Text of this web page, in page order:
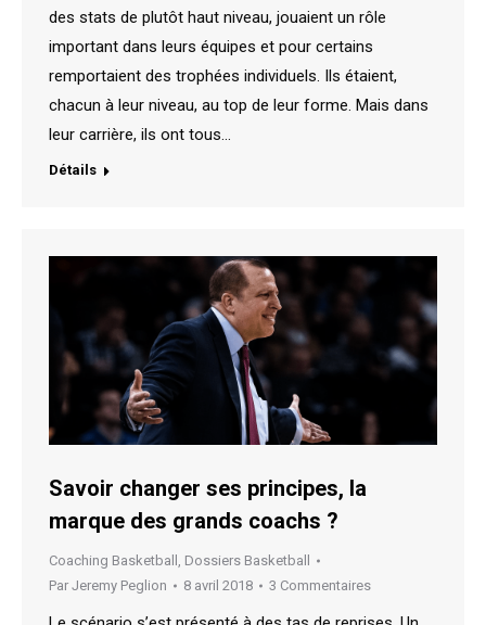
des stats de plutôt haut niveau, jouaient un rôle
important dans leurs équipes et pour certains
remportaient des trophées individuels. Ils étaient,
chacun à leur niveau, au top de leur forme. Mais dans
leur carrière, ils ont tous…
Détails
Savoir changer ses principes, la
marque des grands coachs ?
Coaching Basketball , Dossiers Basketball
Par Jeremy Peglion 8 avril 2018 3 Commentaires